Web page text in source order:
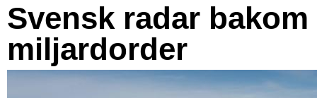
Svensk radar bakom
miljardorder